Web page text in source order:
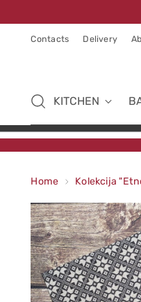
Contacts Delivery
KITCHEN
Home Kolekcija